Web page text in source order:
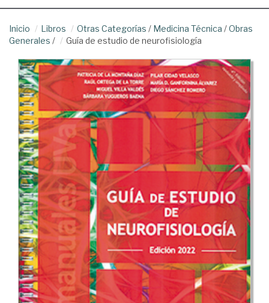
Inicio Libros Otras Categorías / Medicina Técnica /Obras
Generales / Guía de estudio de neurofisiología